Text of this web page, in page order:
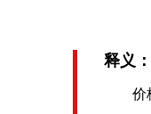
释义：
价格